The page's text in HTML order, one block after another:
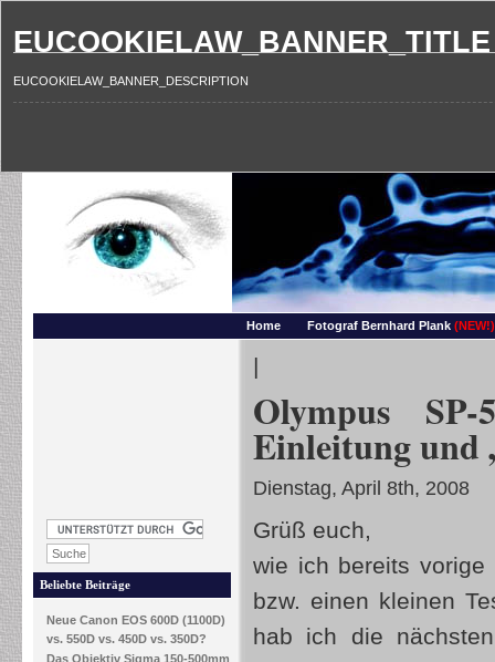
EUCOOKIELAW_BANNER_TITLE
EUCOOKIELAW_BANNER_DESCRIPTION
Home Fotograf Bernhard Plank (NEW!)
Beliebte Beiträge
Neue Canon EOS 600D (1100D)
vs. 550D vs. 450D vs. 350D?
Das Objektiv Sigma 150-500mm
|
Olympus
Einleitung und
Dienstag, April 8th, 2008
Grüß euch,
wie ich bereits vorige
bzw. einen kleinen
hab ich die